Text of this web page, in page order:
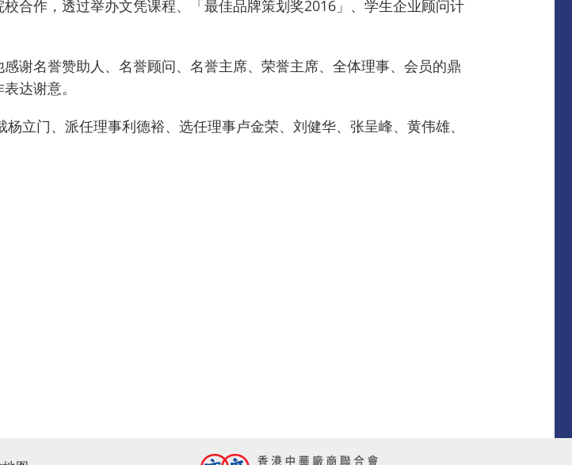
合作，透过举办文凭课程、「最佳品牌策划奖2016」、学生企业顾问计
谢名誉赞助人、名誉顾问、名誉主席、荣誉主席、全体理事、会员的鼎
达谢意。
立门、派任理事利德裕、选任理事卢金荣、刘健华、张呈峰、黄伟雄、